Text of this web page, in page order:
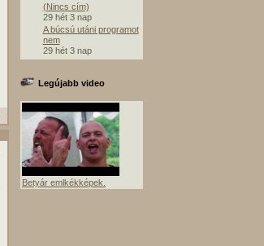
(Nincs cím)
29 hét 3 nap
A búcsú utáni programot
nem
29 hét 3 nap
Legújabb video
Betyár emlkékképek.